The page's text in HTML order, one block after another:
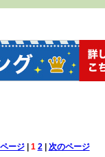
ージ| 1 2| 次のページ